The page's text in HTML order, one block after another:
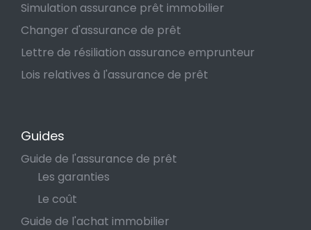
Simulation assurance prêt immobilier
Changer d'assurance de prêt
Lettre de résiliation assurance emprunteur
Lois relatives à l'assurance de prêt
Guides
Guide de l'assurance de prêt
Les garanties
Le coût
Guide de l'achat immobilier